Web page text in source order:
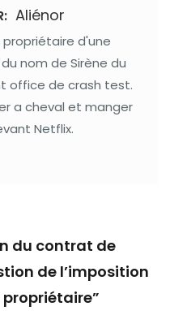
Aliénor
d'une
nom de Sirène du
office de crash test.
a cheval et manger
Netflix.
du contrat de
de l’imposition